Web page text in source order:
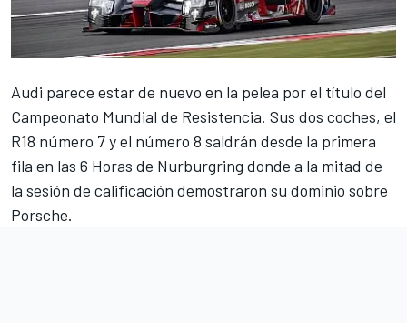
Audi parece estar de nuevo en la pelea por el título del
Campeonato Mundial de Resistencia. Sus dos coches, el
R18 número 7 y el número 8 saldrán desde la primera
fila en las 6 Horas de Nurburgring donde a la mitad de
la sesión de calificación demostraron su dominio sobre
Porsche.